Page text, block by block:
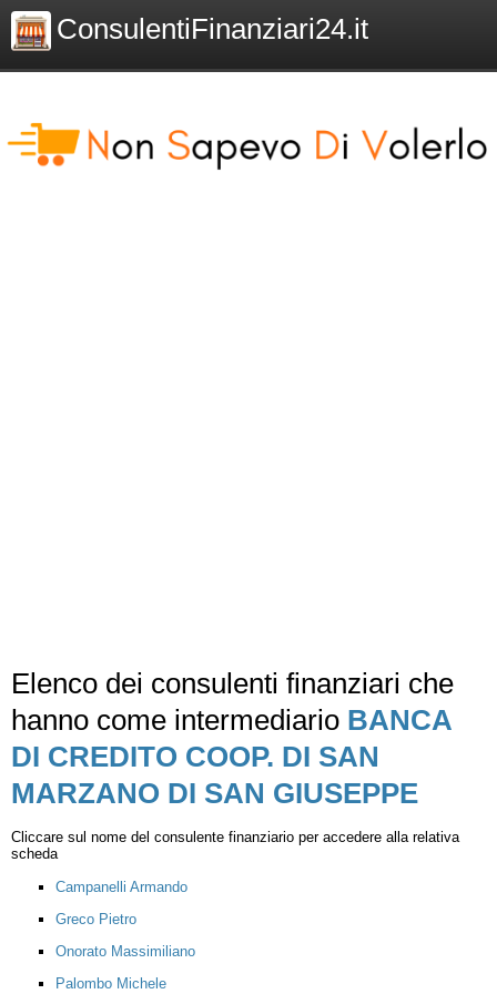
ConsulentiFinanziari24.it
Elenco dei consulenti finanziari che
hanno come intermediario BANCA
DI CREDITO COOP. DI SAN
MARZANO DI SAN GIUSEPPE
Cliccare sul nome del consulente finanziario per accedere alla relativa
scheda
Campanelli Armando
Greco Pietro
Onorato Massimiliano
Palombo Michele